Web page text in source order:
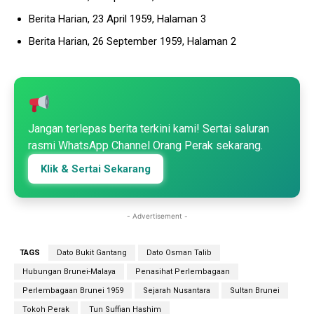
Berita Harian, 23 April 1959, Halaman 3
Berita Harian, 26 September 1959, Halaman 2
Jangan terlepas berita terkini kami! Sertai saluran
rasmi WhatsApp Channel Orang Perak sekarang.
Klik & Sertai Sekarang
- Advertisement -
TAGS Dato Bukit Gantang Dato Osman Talib
Hubungan Brunei-Malaya Penasihat Perlembagaan
Perlembagaan Brunei 1959 Sejarah Nusantara Sultan Brunei
Tokoh Perak Tun Suffian Hashim